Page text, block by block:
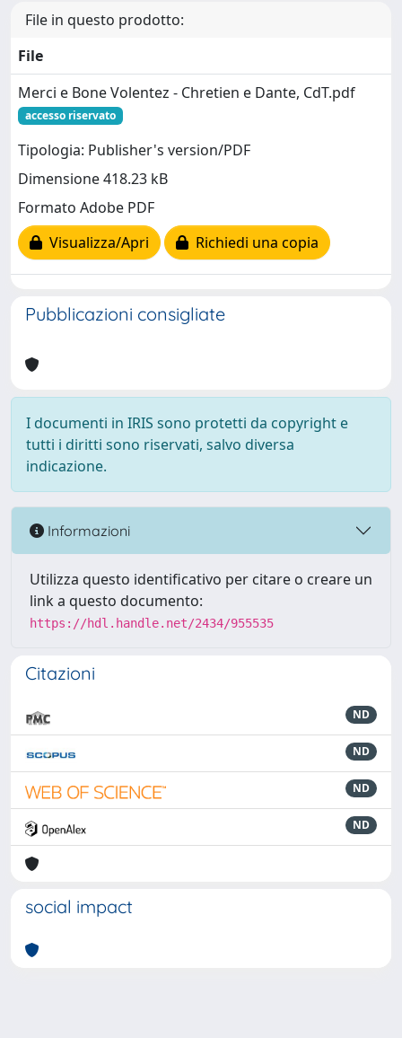
File in questo prodotto:
File
Merci e Bone Volentez - Chretien e Dante, CdT.pdf
accesso riservato
Tipologia: Publisher's version/PDF
Dimensione 418.23 kB
Formato Adobe PDF
Visualizza/Apri
Richiedi una copia
Pubblicazioni consigliate
I documenti in IRIS sono protetti da copyright e
tutti i diritti sono riservati, salvo diversa
indicazione.
Informazioni
Utilizza questo identificativo per citare o creare un
link a questo documento:
https://hdl.handle.net/2434/955535
Citazioni
ND
ND
ND
ND
social impact